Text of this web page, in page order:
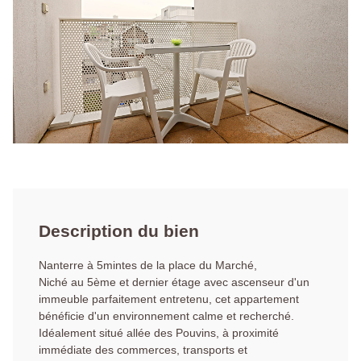
Description du bien
Nanterre à 5mintes de la place du Marché,
Niché au 5ème et dernier étage avec ascenseur d'un
immeuble parfaitement entretenu, cet appartement
bénéficie d'un environnement calme et recherché.
Idéalement situé allée des Pouvins, à proximité
immédiate des commerces, transports et